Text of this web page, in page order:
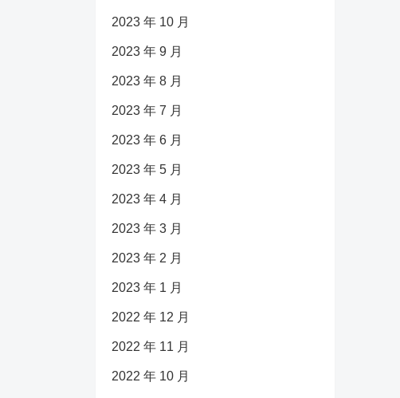
2023 年 10 月
2023 年 9 月
2023 年 8 月
2023 年 7 月
2023 年 6 月
2023 年 5 月
2023 年 4 月
2023 年 3 月
2023 年 2 月
2023 年 1 月
2022 年 12 月
2022 年 11 月
2022 年 10 月